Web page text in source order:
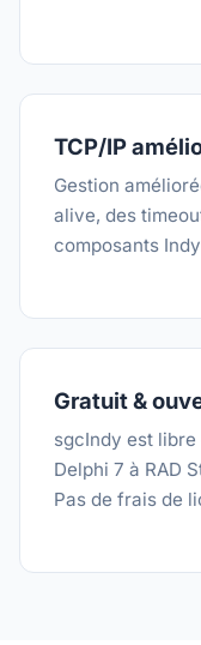
TCP/IP
Gestion
alive, des
composants
Gratuit &
sgcIndy est
Delphi 7 à RAD
Pas de frais de